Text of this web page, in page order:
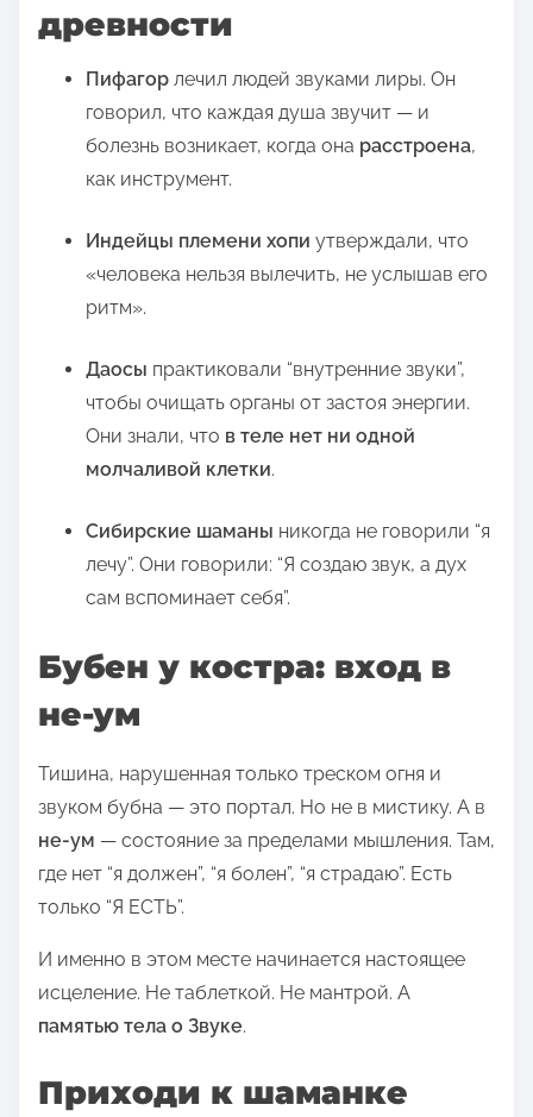
древности
Пифагор лечил людей звуками лиры. Он
говорил, что каждая душа звучит — и
болезнь возникает, когда она расстроена,
как инструмент.
Индейцы племени хопи утверждали, что
«человека нельзя вылечить, не услышав его
ритм».
Даосы практиковали “внутренние звуки”,
чтобы очищать органы от застоя энергии.
Они знали, что в теле нет ни одной
молчаливой клетки.
Сибирские шаманы никогда не говорили “я
лечу”. Они говорили: “Я создаю звук, а дух
сам вспоминает себя”.
Бубен у костра: вход в
не-ум
Тишина, нарушенная только треском огня и
звуком бубна — это портал. Но не в мистику. А в
не-ум — состояние за пределами мышления. Там,
где нет “я должен”, “я болен”, “я страдаю”. Есть
только “Я ЕСТЬ”.
И именно в этом месте начинается настоящее
исцеление. Не таблеткой. Не мантрой. А
памятью тела о Звуке.
Приходи к шаманке